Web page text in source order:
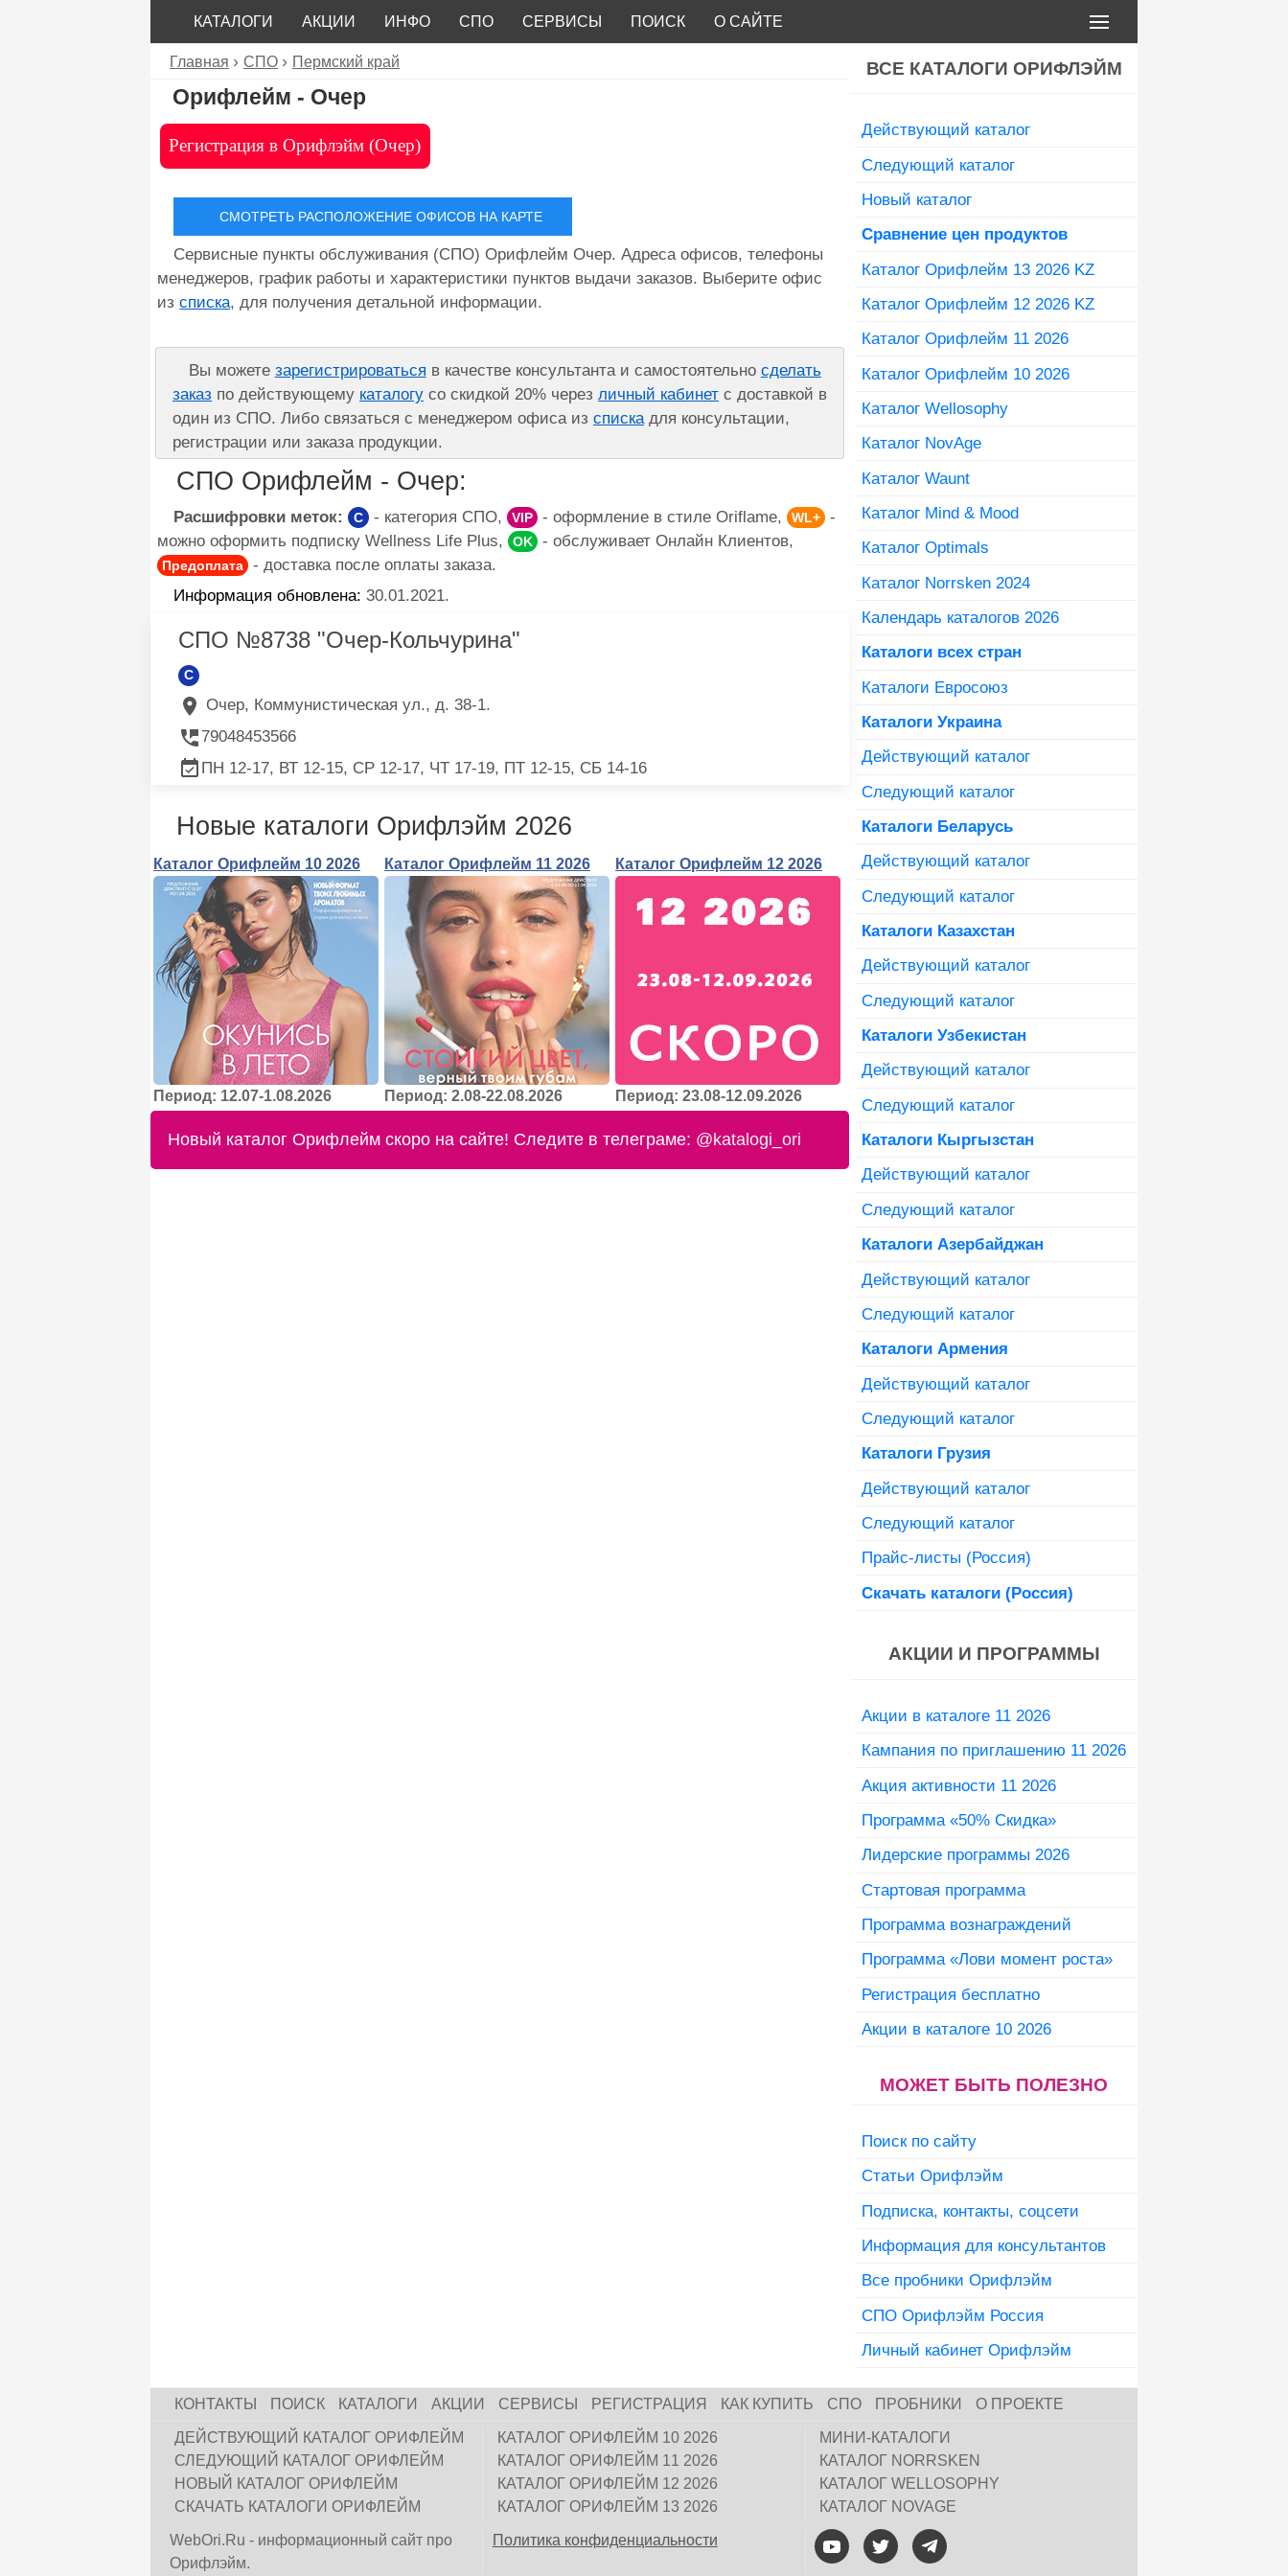
КАТАЛОГИ АКЦИИ ИНФО СПО СЕРВИСЫ ПОИСК О САЙТЕ
Главная СПО Пермский край
Орифлейм - Очер
Регистрация в Орифлэйм (Очер)
СМОТРЕТЬ РАСПОЛОЖЕНИЕ ОФИСОВ НА КАРТЕ
Сервисные пункты обслуживания (СПО) Орифлейм Очер. Адреса офисов, телефоны
менеджеров, график работы и характеристики пунктов выдачи заказов. Выберите офис
изсписка, для получения детальной информации.
Вы можете зарегистрироваться в качестве консультанта и самостоятельно сделать
заказ по действующему каталогу со скидкой 20% черезличный кабинет с доставкой в
один из СПО. Либо связаться с менеджером офиса изспискадля консультации,
регистрации или заказа продукции.
СПО Орифлейм - Очер:
Расшифровки меток: C - категория СПО, VIP - оформление в стиле Oriflame, WL+
-
можно оформить подписку Wellness Life Plus, OK - обслуживает Онлайн Клиентов,
Предоплата
- доставка после оплаты заказа.
Информация обновлена: 30.01.2021.
СПО №8738 "Очер-Кольчурина"
C
Очер, Коммунистическая ул., д. 38-1.
79048453566
ПН 12-17, ВТ 12-15, СР 12-17, ЧТ 17-19, ПТ 12-15, СБ 14-16
Новые каталоги Орифлэйм 2026
Каталог Орифлейм 10 2026
Период: 12.07-1.08.2026
Каталог Орифлейм 11 2026
Период: 2.08-22.08.2026
Каталог Орифлейм 12 2026
Период: 23.08-12.09.2026
Новый каталог Орифлейм скоро на сайте! Следите в телеграме: @katalogi_ori
ВСЕ КАТАЛОГИ ОРИФЛЭЙМ
Действующий каталог
Следующий каталог
Новый каталог
Сравнение цен продуктов
Каталог Орифлейм 13 2026 KZ
Каталог Орифлейм 12 2026 KZ
Каталог Орифлейм 11 2026
Каталог Орифлейм 10 2026
Каталог Wellosophy
Каталог NovAge
Каталог Waunt
Каталог Mind & Mood
Каталог Optimals
Каталог Norrsken 2024
Календарь каталогов 2026
Каталоги всех стран
Каталоги Евросоюз
Каталоги Украина
Действующий каталог
Следующий каталог
Каталоги Беларусь
Действующий каталог
Следующий каталог
Каталоги Казахстан
Действующий каталог
Следующий каталог
Каталоги Узбекистан
Действующий каталог
Следующий каталог
Каталоги Кыргызстан
Действующий каталог
Следующий каталог
Каталоги Азербайджан
Действующий каталог
Следующий каталог
Каталоги Армения
Действующий каталог
Следующий каталог
Каталоги Грузия
Действующий каталог
Следующий каталог
Прайс-листы (Россия)
Скачать каталоги (Россия)
АКЦИИ И ПРОГРАММЫ
Акции в каталоге 11 2026
Кампания по приглашению 11 2026
Акция активности 11 2026
Программа «50% Скидка»
Лидерские программы 2026
Стартовая программа
Программа вознаграждений
Программа «Лови момент роста»
Регистрация бесплатно
Акции в каталоге 10 2026
МОЖЕТ БЫТЬ ПОЛЕЗНО
Поиск по сайту
Статьи Орифлэйм
Подписка, контакты, соцсети
Информация для консультантов
Все пробники Орифлэйм
СПО Орифлэйм Россия
Личный кабинет Орифлэйм
КОНТАКТЫ ПОИСК КАТАЛОГИ АКЦИИ СЕРВИСЫ РЕГИСТРАЦИЯ КАК КУПИТЬ СПО ПРОБНИКИ О ПРОЕКТЕ
ДЕЙСТВУЮЩИЙ КАТАЛОГ ОРИФЛЕЙМ
СЛЕДУЮЩИЙ КАТАЛОГ ОРИФЛЕЙМ
НОВЫЙ КАТАЛОГ ОРИФЛЕЙМ
СКАЧАТЬ КАТАЛОГИ ОРИФЛЕЙМ
КАТАЛОГ ОРИФЛЕЙМ 10 2026
КАТАЛОГ ОРИФЛЕЙМ 11 2026
КАТАЛОГ ОРИФЛЕЙМ 12 2026
КАТАЛОГ ОРИФЛЕЙМ 13 2026
МИНИ-КАТАЛОГИ
КАТАЛОГ NORRSKEN
КАТАЛОГ WELLOSOPHY
КАТАЛОГ NOVAGE
WebOri.Ru - информационный сайт про
Орифлэйм.
Политика конфиденциальности